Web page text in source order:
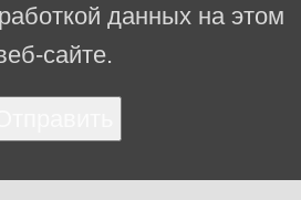
данных на этом
сайте.